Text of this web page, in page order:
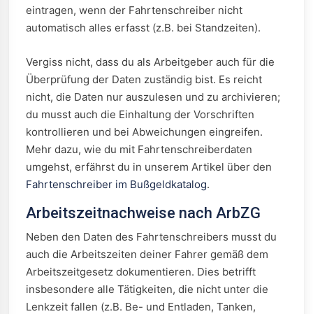
eintragen, wenn der Fahrtenschreiber nicht
automatisch alles erfasst (z.B. bei Standzeiten).
Vergiss nicht, dass du als Arbeitgeber auch für die
Überprüfung der Daten zuständig bist. Es reicht
nicht, die Daten nur auszulesen und zu archivieren;
du musst auch die Einhaltung der Vorschriften
kontrollieren und bei Abweichungen eingreifen.
Mehr dazu, wie du mit Fahrtenschreiberdaten
umgehst, erfährst du in unserem Artikel über den
Fahrtenschreiber im Bußgeldkatalog.
Arbeitszeitnachweise nach ArbZG
Neben den Daten des Fahrtenschreibers musst du
auch die Arbeitszeiten deiner Fahrer gemäß dem
Arbeitszeitgesetz dokumentieren. Dies betrifft
insbesondere alle Tätigkeiten, die nicht unter die
Lenkzeit fallen (z.B. Be- und Entladen, Tanken,